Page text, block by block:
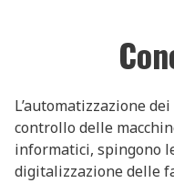
L’automatizzazione
controllo delle
informatici, spingono
digitalizzazione delle